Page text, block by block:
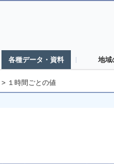
各種データ・資料 地域
> １時間ごとの値